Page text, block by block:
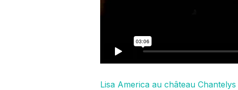
Lisa America au château Chantelys